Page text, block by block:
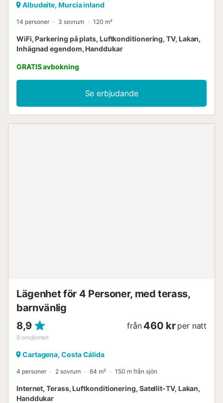
Albudeite, Murcia inland
14 personer 3 sovrum 120 m²
WiFi, Parkering på plats, Luftkonditionering, TV, Lakan,
Inhägnad egendom, Handdukar
GRATIS avbokning
Se erbjudande
Lägenhet för 4 Personer, med terass,
barnvänlig
8,9
9 omdömen
från 460 kr per natt
Cartagena, Costa Cálida
4 personer 2 sovrum 64 m² 150 m från sjön
Internet, Terass, Luftkonditionering, Satellit-TV, Lakan,
Handdukar